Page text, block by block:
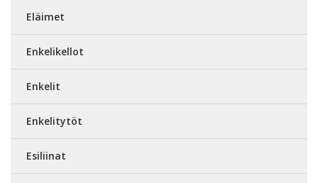
Eläimet
Enkelikellot
Enkelit
Enkelitytöt
Esiliinat